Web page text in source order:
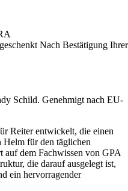
Nach Bestätigung Ihrer
Schild. Genehmigt nach EU-
Reiter entwickelt, die einen
Helm für den täglichen
auf dem Fachwissen von GPA
die darauf ausgelegt ist,
ein hervorragender